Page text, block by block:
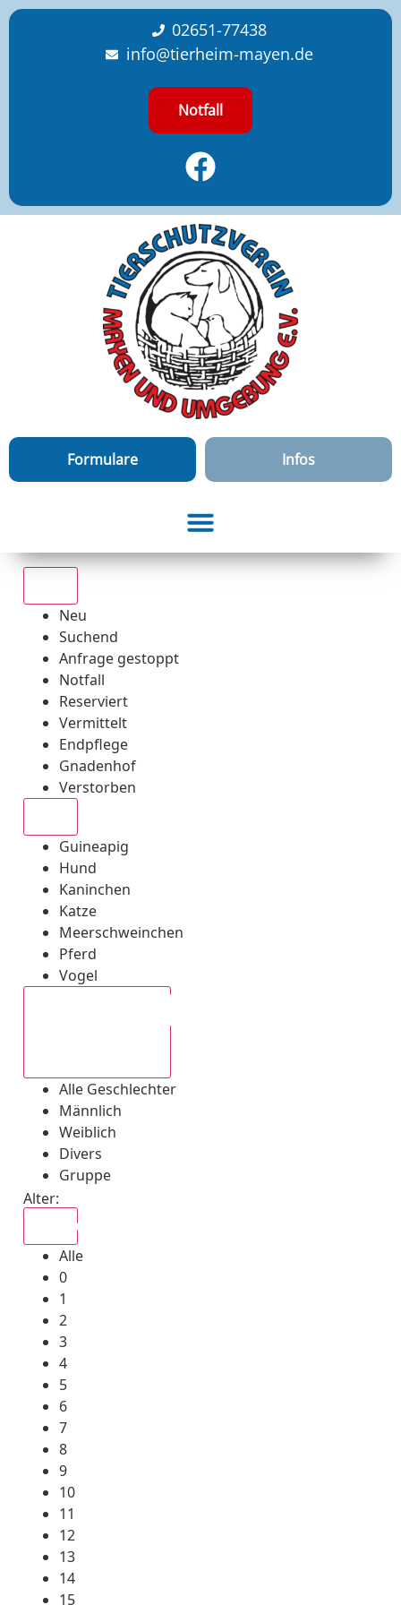
content
02651-77438
info@tierheim-mayen.de
Notfall
Formulare Infos
Neu
Suchend
Anfrage gestoppt
Notfall
Reserviert
Vermittelt
Endpflege
Gnadenhof
Verstorben
Guineapig
Hund
Kaninchen
Katze
Meerschweinchen
Pferd
Vogel
Alle Geschlechter
Männlich
Weiblich
Divers
Gruppe
Alter:
Alle
0
1
2
3
4
5
6
7
8
9
10
11
12
13
14
15